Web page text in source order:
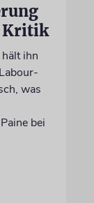
Kritik
ihn
was
bei